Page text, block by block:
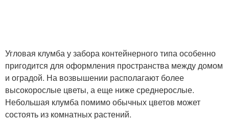
Угловая клумба у забора контейнерного типа особенно
пригодится для оформления пространства между домом
и оградой. На возвышении располагают более
высокорослые цветы, а еще ниже среднерослые.
Небольшая клумба помимо обычных цветов может
состоять из комнатных растений.